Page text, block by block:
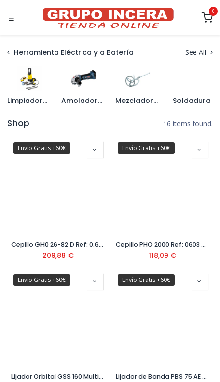
0
Herramienta Eléctrica y a Batería See All
Limpiadoras a Presión y Accesorios Amoladoras Mezcladores y Accesorios Soldadura
Shop 16 items found.
Envío Gratis +60€
Cepillo GH0 26-82 D Ref: 0.601.5A4.300
209,88 €
Envío Gratis +60€
Cepillo PHO 2000 Ref: 0603 2A4 100
118,09 €
Envío Gratis +60€
Lijador Orbital GSS 160 Multi Ref: 0601 2A2 300
Envío Gratis +60€
Lijador de Banda PBS 75 AE Ref: 0603 2A1 100